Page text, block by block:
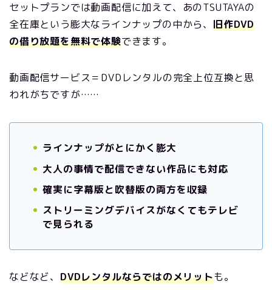
セットプランでは動画配信に加えて、あのTSUTAYAの
全在庫という膨大なラインナップの中から、 旧作DVD
の借り放題を無料で体験できます。
動画配信サービス＝DVDレンタルの完全上位互換と思
われがちですが……
ラインナップがとにかく膨大
大人の事情で配信できない作品にも対応
確実に字幕版と吹替版の両方を収録
ストリーミングデバイスがなくてもテレビ
で見られる
などなど、 DVDレンタルならではのメリットも。